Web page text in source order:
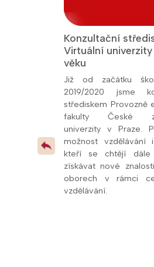
republice
v
Konzultační
Virtuální
věku
Již od začátku
2019/2020 jsme
střediskem Provozně
fakulty České
univerzity v Praze.
možnost vzdělávání
kteří se chtějí dále
získávat nové
oborech v rámci
vzdělávání.